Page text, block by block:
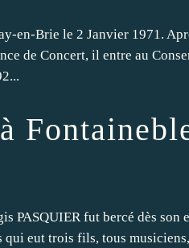
en-Brie le 2 Janvier 1971.
de Concert, il entre au
PASQUIER fut bercé dès son
eut trois fils, tous